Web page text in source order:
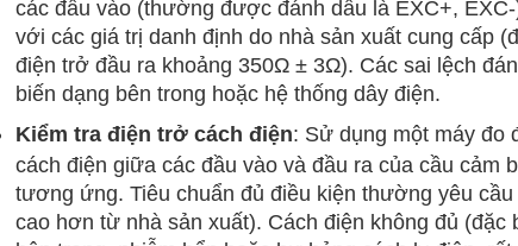
các đầu vào (thường được đánh dấu là EXC+,
với các giá trị danh định do nhà sản xuất cung cấp
điện trở đầu ra khoảng 350Ω ± 3Ω). Các sai lệch
biến dạng bên trong hoặc hệ thống dây điện.
Kiểm tra điện trở cách điện: Sử dụng một máy đo
cách điện giữa các đầu vào và đầu ra của cầu cảm
tương ứng. Tiêu chuẩn đủ điều kiện thường yêu
cao hơn từ nhà sản xuất). Cách điện không đủ